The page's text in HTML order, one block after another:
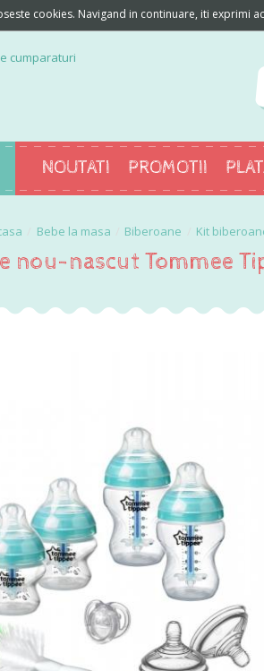
cumparaturi
NOUTATI PROMOTII
Bebe la masa Biberoane Kit
nou-nascut Tommee
cookies. Navigand in continuare, iti exprimi